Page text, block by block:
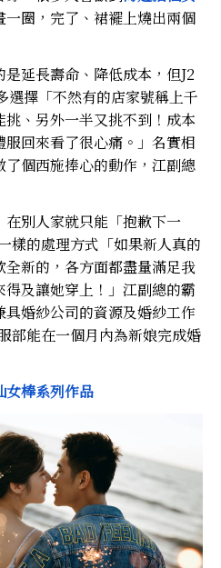
圈，完了、裙襬上燒出兩個
延長壽命、降低成本，但J2
擇「不然有的店家號稱上千
、另外一半又挑不到！成本
回來看了很心痛。」名實相
個西施捧心的動作，江副總
別人家就只能「抱歉下一
樣的處理方式「如果新人真的
新的，各方面都盡量滿足我
及讓她穿上！」江副總的霸
婚紗公司的資源及婚紗工作
部能在一個月內為新娘完成婚
女棒系列作品